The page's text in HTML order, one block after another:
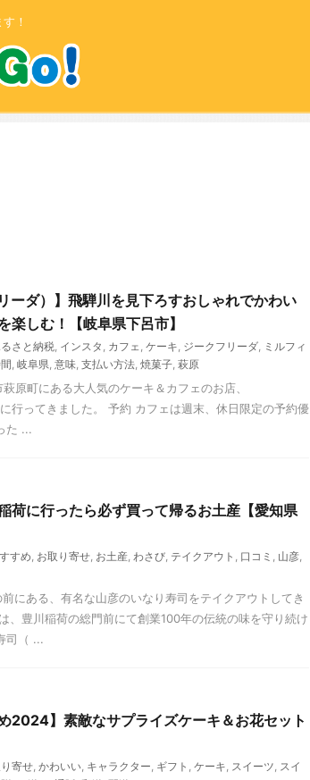
！
ーダ）】飛騨川を見下ろすおしゃれでかわい
楽しむ！【岐阜県下呂市】
さと納税, インスタ , カフェ, ケーキ, ジークフリーダ, ミルフィ
, 岐阜県, 意味, 支払い方法, 焼菓子, 萩原
原町にある大人気のケーキ＆カフェのお店、
行ってきました。 予約 カフェは週末、休日限定の予約優
た ...
荷に行ったら必ず買って帰るお土産【愛知県
すめ, お取り寄せ, お土産, わさび, テイクアウト , 口コミ , 山彦,
にある、有名な山彦のいなり寿司をテイクアウトしてき
、豊川稲荷の総門前にて創業100年の伝統の味を守り続け
司（ ...
2024】素敵なサプライズケーキ＆お花セット
寄せ, かわいい, キャラクター, ギフト , ケーキ, スイーツ, スイ